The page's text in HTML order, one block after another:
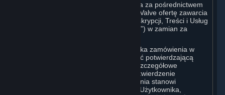
Zamówienie złożone przez Użytkownika za pośrednictwem
serwisu Steam stanowi skierowaną do Valve ofertę zawarcia
umowy na dostawę zamówionych Subskrypcji, Treści i Usług
lub Sprzętu („Produktu” lub „Produktów”) w zamian za
W momencie złożenia przez Użytkownika zamówienia w
serwisie Steam wyślemy mu wiadomość potwierdzającą
otrzymanie zamówienia i zawierającą szczegółowe
informacje dotyczące zamówienia („Potwierdzenie
Zamówienia”). Potwierdzenie Zamówienia stanowi
potwierdzenie otrzymania zamówienia Użytkownika,